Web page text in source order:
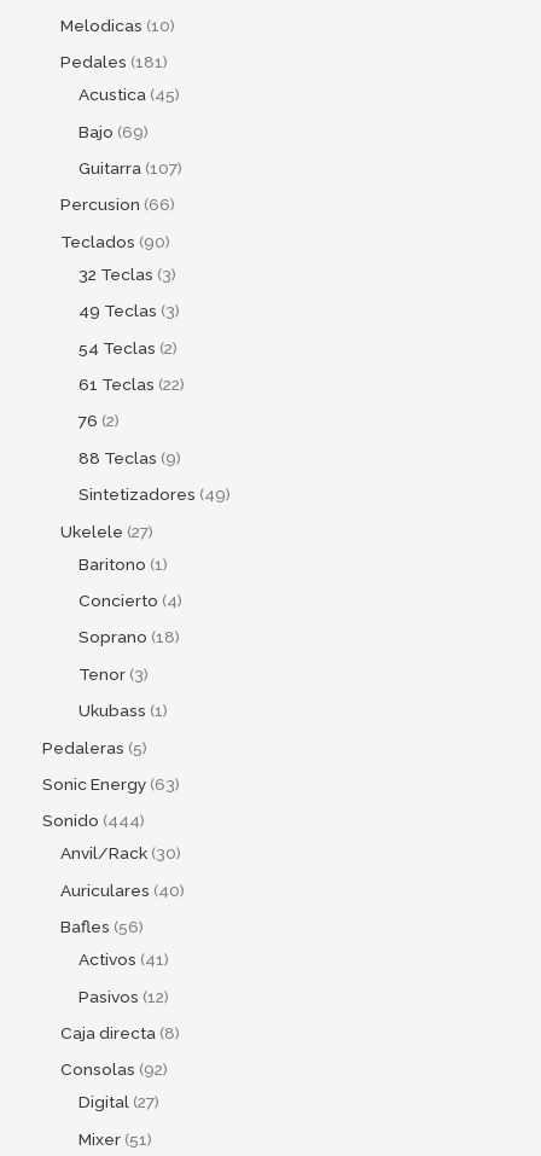
Melodicas 10
Pedales 181
Acustica 45
Bajo 69
Guitarra 107
Percusion 66
Teclados 90
32 Teclas 3
49 Teclas 3
54 Teclas 2
61 Teclas 22
76 2
88 Teclas 9
Sintetizadores 49
Ukelele 27
Baritono 1
Concierto 4
Soprano 18
Tenor 3
Ukubass 1
Pedaleras 5
Sonic Energy 63
Sonido 444
Anvil/Rack 30
Auriculares 40
Bafles 56
Activos 41
Pasivos 12
Caja directa 8
Consolas 92
Digital 27
Mixer 51